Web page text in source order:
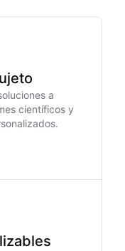
a
científicos y